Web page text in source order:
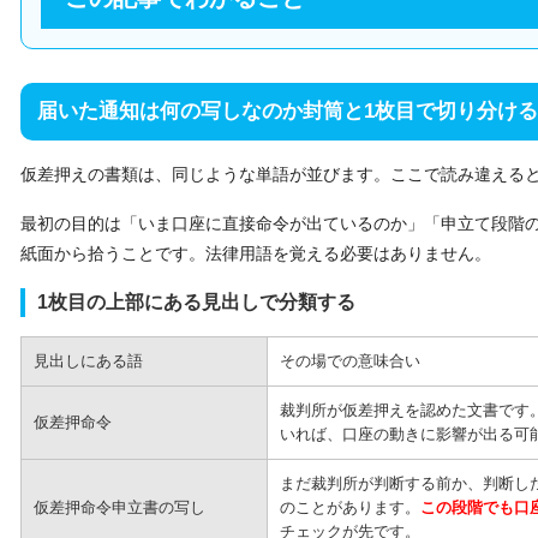
届いた通知は何の写しなのか封筒と1枚目で切り分ける
仮差押えの書類は、同じような単語が並びます。ここで読み違える
最初の目的は「いま口座に直接命令が出ているのか」「申立て段階
紙面から拾うことです。法律用語を覚える必要はありません。
1枚目の上部にある見出しで分類する
見出しにある語 その場での意味合い
仮差押命令
裁判所が仮差押えを認めた文書です
いれば、口座の動きに影響が出る可
仮差押命令申立書の写し
まだ裁判所が判断する前か、判断
のことがあります。 この段階でも口
チェックが先です。